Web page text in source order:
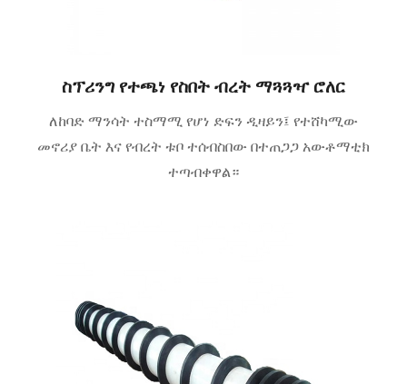
ስፕሪንግ የተጫነ የስበት ብረት ማጓጓዣ ሮለር
ለከባድ ማንሳት ተስማሚ የሆነ ድፍን ዲዛይን፤ የተሸካሚው
መኖሪያ ቤት እና የብረት ቱቦ ተሰብስበው በተጠጋጋ አውቶማቲክ
ተጣብቀዋል።